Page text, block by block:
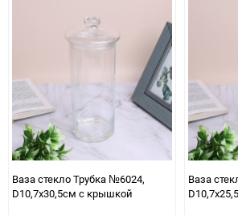
Ваза стекло Трубка №6024,
D10,7x30,5см с крышкой
Ваза